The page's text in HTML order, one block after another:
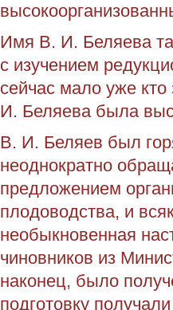
Имя В. И. Беляева
с изучением
сейчас мало уже кто
И. Беляева была
В. И. Беляев был
неоднократно
предложением
плодоводства, и
необыкновенная
чиновников из
наконец, было
подготовку